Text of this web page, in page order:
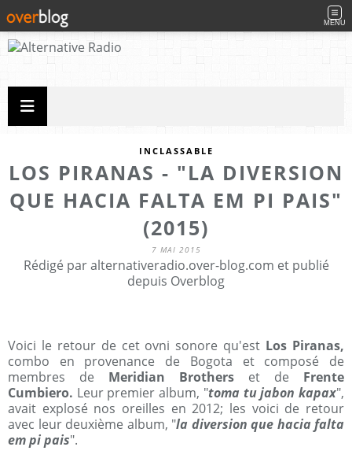
MENU
INCLASSABLE
LOS PIRANAS - "LA DIVERSION
QUE HACIA FALTA EM PI PAIS"
(2015)
7 MAI 2015
Rédigé par alternativeradio.over-blog.com et publié
depuis Overblog
Voici le retour de cet ovni sonore qu'est Los Piranas,
combo en provenance de Bogota et composé de
membres de Meridian Brothers et de Frente
Cumbiero. Leur premier album, "toma tu jabon kapax",
avait explosé nos oreilles en 2012; les voici de retour
avec leur deuxième album, "la diversion que hacia falta
em pi pais".